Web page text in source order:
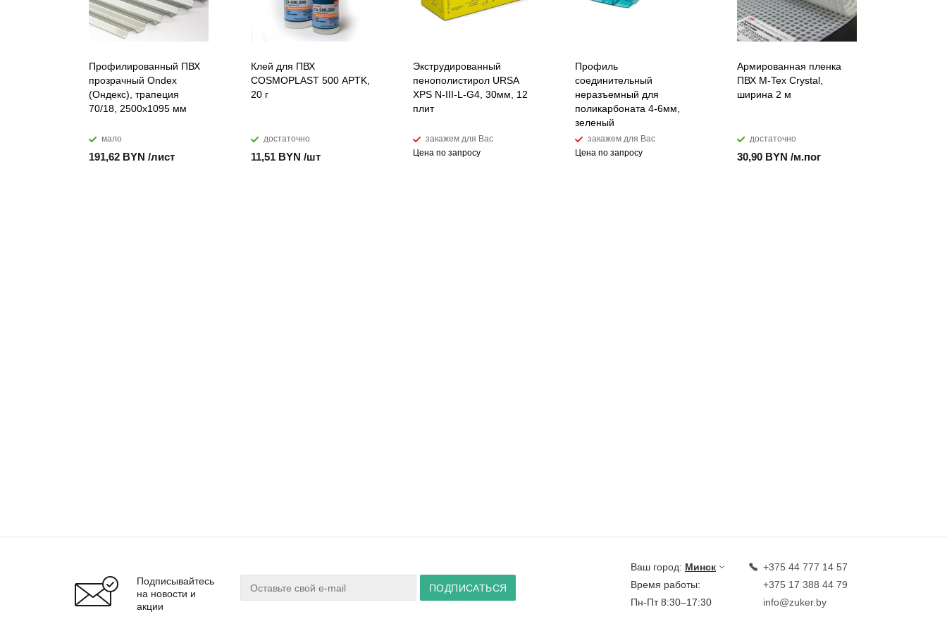
Профилированный ПВХ
прозрачный Ondex
(Ондекс), трапеция
70/18, 2500х1095 мм
мало
191,62 BYN /лист
Клей для ПВХ
COSMOPLAST 500 APTK,
20 г
достаточно
11,51 BYN /шт
Экструдированный
пенополистирол URSA
XPS N-III-L-G4, 30мм, 12
плит
закажем для Вас
Цена по запросу
Профиль
соединительный
неразъемный для
поликарбоната 4-6мм,
зеленый
закажем для Вас
Цена по запросу
Армированная пленка
ПВХ M-Tex Crystal,
ширина 2 м
достаточно
30,90 BYN /м.пог
Подписывайтесь
на новости и
акции
Ваш город: Минск
Время работы:
Пн-Пт 8:30–17:30
+375 44 777 14 57
+375 17 388 44 79
info@zuker.by